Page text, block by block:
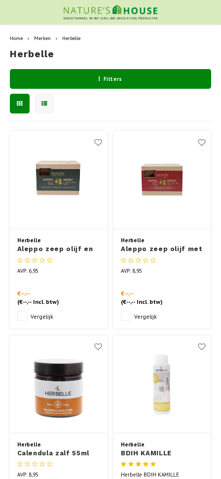
Home Merken Herbelle
Herbelle
Filters
Herbelle
Aleppo zeep olijf en
water
AVP: 6,95
€--,--
(€--,--Incl. btw)
Vergelijk
Herbelle
Aleppo zeep olijf met
16% laurier
AVP: 8,95
€--,--
(€--,-- Incl. btw)
Vergelijk
Herbelle
Calendula zalf 55ml
AVP: 8,95
Herbelle
BDIH KAMILLE
SHAMPOO [DROOG
HAAR]
Herbelle BDIH KAMILLE